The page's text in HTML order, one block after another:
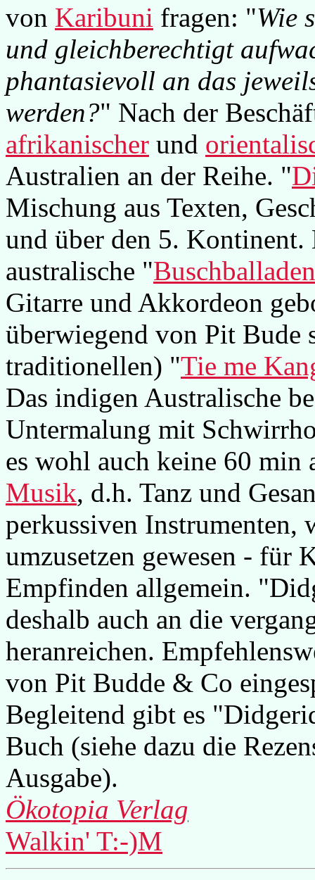
von Karibuni fragen: "Wie
und gleichberechtigt
phantasievoll an das
werden?" Nach der
afrikanischer und
Australien an der Reihe. "
Mischung aus Texten,
und über den 5.
australische "Buschballaden
Gitarre und Akkordeon
überwiegend von Pit Bude
traditionellen) "Tie me
Das indigen Australische
Untermalung mit
es wohl auch keine 60 min
Musik, d.h. Tanz und
perkussiven Instrumenten,
umzusetzen gewesen - für
Empfinden allgemein.
deshalb auch an die
heranreichen.
von Pit Budde & Co
Begleitend gibt es
Buch (siehe dazu die
Ausgabe).
Ökotopia Verlag
Walkin' T:-)M